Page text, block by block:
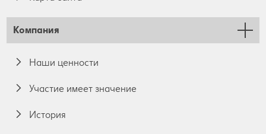
Компания
Наши ценности
Участие имеет значение
История